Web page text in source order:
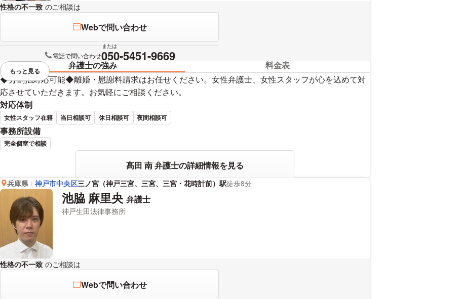
性格の不一致 のご相談は
Webで問い合わせ
または
電話で問い合わせ050-5451-9669
弁護士の強み
料金表
◆分割払対応可能◆離婚・慰謝料請求はお任せください。女性弁護士、女性スタッフが心を込めて対
応させていただきます。お気軽にご相談ください。
対応体制
女性スタッフ在籍 当日相談可 休日相談可 夜間相談可
事務所設備
完全個室で相談
髙田 南 弁護士の詳細情報を見る
視覚的に省略されている要素を
もっと見る
兵庫県 神戸市中央区三ノ宮（神戸三宮、三宮、三宮・花時計前）駅徒歩8分
池脇 麻里央 弁護士
神戸生田法律事務所
性格の不一致 のご相談は
Webで問い合わせ